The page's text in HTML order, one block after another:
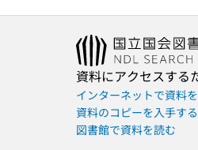
資料にアクセスする
インターネットで資料
資料のコピーを入手する
図書館で資料を読む